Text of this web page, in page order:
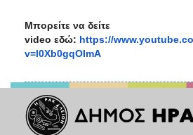
Μπορείτε να δείτε
video εδώ: https://
v=l0Xb0gqOImA